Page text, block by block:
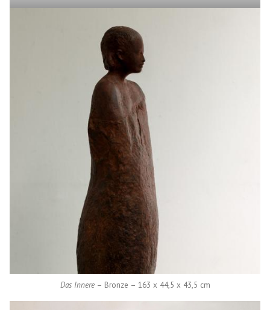
Das Innere– Bronze – 163 x 44,5 x 43,5 cm